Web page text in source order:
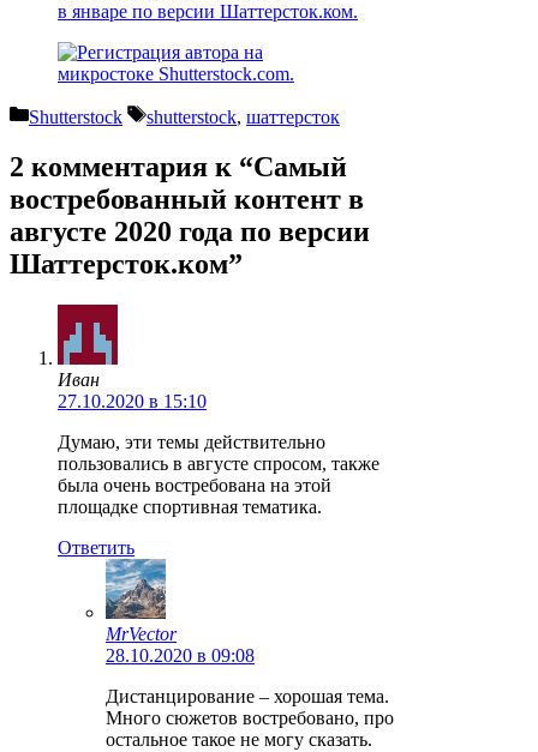
в январе по версии Шаттерсток.ком.
Рубрики
Shutterstock Метки
shutterstock, шаттерсток
2 комментария к “Самый
востребованный контент в
августе 2020 года по версии
Шаттерсток.ком”
Иван
27.10.2020 в 15:10
Думаю, эти темы действительно
пользовались в августе спросом, также
была очень востребована на этой
площадке спортивная тематика.
Ответить
MrVector
28.10.2020 в 09:08
Дистанцирование – хорошая тема.
Много сюжетов востребовано, про
остальное такое не могу сказать.